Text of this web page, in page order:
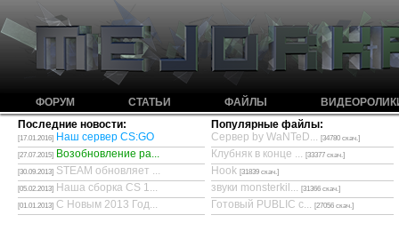
ФОРУМ СТАТЬИ ФАЙЛЫ
Последние новости:
[17.01.2016] Наш сервер CS:GO
[27.07.2015] Возобновление ра...
[30.09.2013] STEAM обновляет ...
[05.02.2013] Наша сборка CS 1...
[01.01.2013] С Новым 2013 Год...
Популярные файлы:
Сервер by WaNTeD... [34780 скач.]
Клубняк в конце ... [33377 скач.]
Hook [31839 скач.]
звуки monsterkil... [31366 скач.]
Готовый PUBLIC с... [27056 скач.]